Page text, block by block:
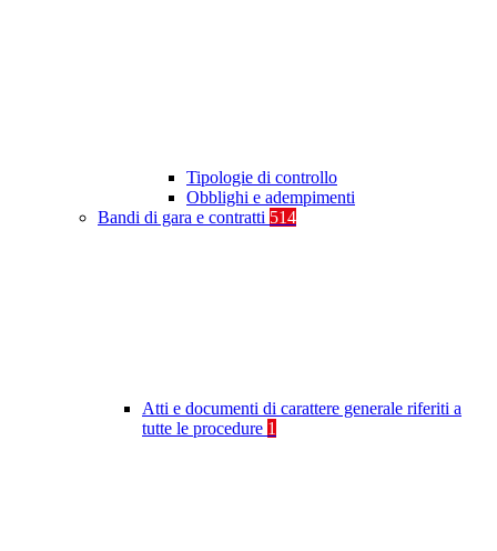
Tipologie di controllo
Obblighi e adempimenti
Bandi di gara e contratti 514
Atti e documenti di carattere generale riferiti a
tutte le procedure 1